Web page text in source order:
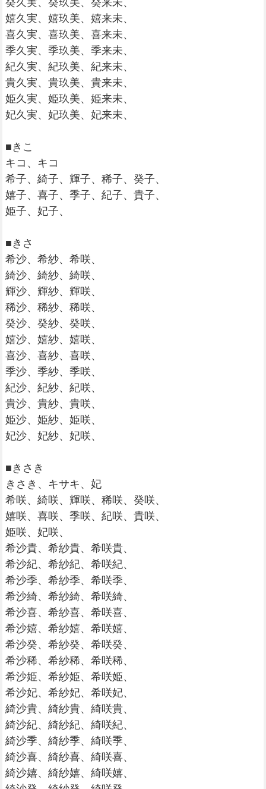
癸久実、癸玖美、癸来未、
嬉久実、嬉玖美、嬉来未、
喜久実、喜玖美、喜来未、
季久実、季玖美、季来未、
紀久実、紀玖美、紀来未、
貴久実、貴玖美、貴来未、
姫久実、姫玖美、姫来未、
妃久実、妃玖美、妃来未、
■きこ
キコ、キコ
希子、綺子、輝子、稀子、癸子、
嬉子、喜子、季子、紀子、貴子、
姫子、妃子、
■きさ
希沙、希紗、希咲、
綺沙、綺紗、綺咲、
輝沙、輝紗、輝咲、
稀沙、稀紗、稀咲、
癸沙、癸紗、癸咲、
嬉沙、嬉紗、嬉咲、
喜沙、喜紗、喜咲、
季沙、季紗、季咲、
紀沙、紀紗、紀咲、
貴沙、貴紗、貴咲、
姫沙、姫紗、姫咲、
妃沙、妃紗、妃咲、
■きさき
きさき、キサキ、妃
希咲、綺咲、輝咲、稀咲、癸咲、
嬉咲、喜咲、季咲、紀咲、貴咲、
姫咲、妃咲、
希沙貴、希紗貴、希咲貴、
希沙紀、希紗紀、希咲紀、
希沙季、希紗季、希咲季、
希沙綺、希紗綺、希咲綺、
希沙喜、希紗喜、希咲喜、
希沙嬉、希紗嬉、希咲嬉、
希沙癸、希紗癸、希咲癸、
希沙稀、希紗稀、希咲稀、
希沙姫、希紗姫、希咲姫、
希沙妃、希紗妃、希咲妃、
綺沙貴、綺紗貴、綺咲貴、
綺沙紀、綺紗紀、綺咲紀、
綺沙季、綺紗季、綺咲季、
綺沙喜、綺紗喜、綺咲喜、
綺沙嬉、綺紗嬉、綺咲嬉、